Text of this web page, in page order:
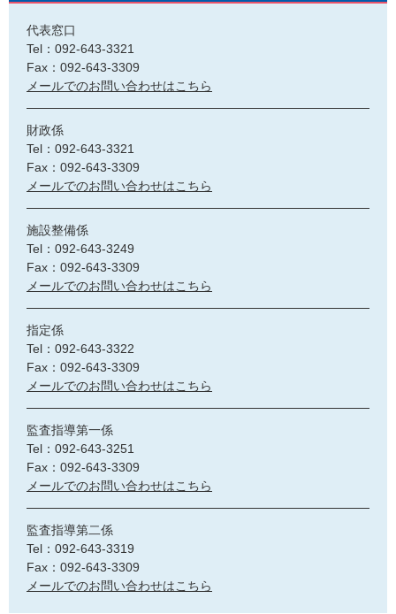
代表窓口
Tel：092-643-3321
Fax：092-643-3309
メールでのお問い合わせはこちら
財政係
Tel：092-643-3321
Fax：092-643-3309
メールでのお問い合わせはこちら
施設整備係
Tel：092-643-3249
Fax：092-643-3309
メールでのお問い合わせはこちら
指定係
Tel：092-643-3322
Fax：092-643-3309
メールでのお問い合わせはこちら
監査指導第一係
Tel：092-643-3251
Fax：092-643-3309
メールでのお問い合わせはこちら
監査指導第二係
Tel：092-643-3319
Fax：092-643-3309
メールでのお問い合わせはこちら